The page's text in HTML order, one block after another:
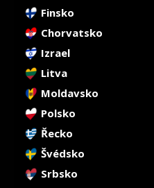
Finsko
Chorvatsko
Izrael
Litva
Moldavsko
Polsko
Řecko
Švédsko
Srbsko